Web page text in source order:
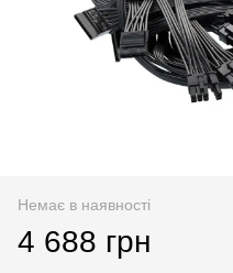
Немає в наявності
4 688 грн